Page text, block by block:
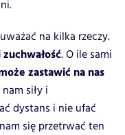
na kilka rzeczy.
. O ile sami
zastawić na nas
siły i
dystans i nie ufać
się przetrwać ten